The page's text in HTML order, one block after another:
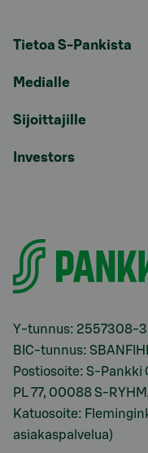
Tietoa S-Pankista
Medialle
Sijoittajille
Investors
Y-tunnus: 2557308-3
BIC-tunnus:
Postiosoite: S-Pankki
PL 77, 00088 S-
Katuosoite:
asiakaspalvelua)